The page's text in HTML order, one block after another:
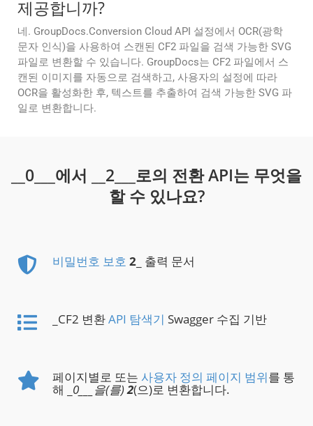
제공합니까?
네. GroupDocs.Conversion Cloud API 설정에서 OCR(광학
문자 인식)을 사용하여 스캔된 CF2 파일을 검색 가능한 SVG
파일로 변환할 수 있습니다. GroupDocs는 CF2 파일에서 스
캔된 이미지를 자동으로 검색하고, 사용자의 설정에 따라
OCR을 활성화한 후, 텍스트를 추출하여 검색 가능한 SVG 파
일로 변환합니다.
__0___에서 __2___로의 전환 API는 무엇을
할 수 있나요?
비밀번호 보호 2 _ 출력 문서
_CF2 변환API 탐색기 Swagger 수집 기반
페이지별로 또는 사용자 정의 페이지 범위를 통
해 _ 0___을(를)2(으)로 변환합니다.